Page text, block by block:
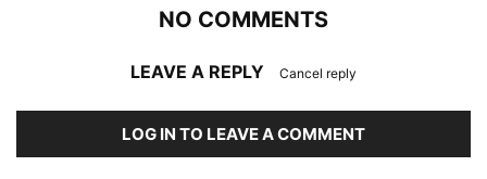
NO COMMENTS
LEAVE A REPLY Cancel reply
LOG IN TO LEAVE A COMMENT